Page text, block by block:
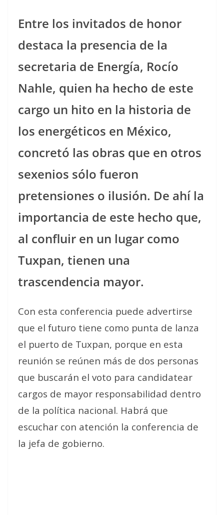
Entre los invitados de honor
destaca la presencia de la
secretaria de Energía, Rocío
Nahle, quien ha hecho de este
cargo un hito en la historia de
los energéticos en México,
concretó las obras que en otros
sexenios sólo fueron
pretensiones o ilusión. De ahí la
importancia de este hecho que,
al confluir en un lugar como
Tuxpan, tienen una
trascendencia mayor.
Con esta conferencia puede advertirse
que el futuro tiene como punta de lanza
el puerto de Tuxpan, porque en esta
reunión se reúnen más de dos personas
que buscarán el voto para candidatear
cargos de mayor responsabilidad dentro
de la política nacional. Habrá que
escuchar con atención la conferencia de
la jefa de gobierno.